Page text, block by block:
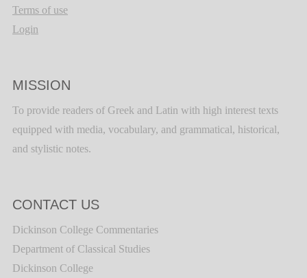
Terms of use
Login
MISSION
To provide readers of Greek and Latin with high interest texts
equipped with media, vocabulary, and grammatical, historical,
and stylistic notes.
CONTACT US
Dickinson College Commentaries
Department of Classical Studies
Dickinson College